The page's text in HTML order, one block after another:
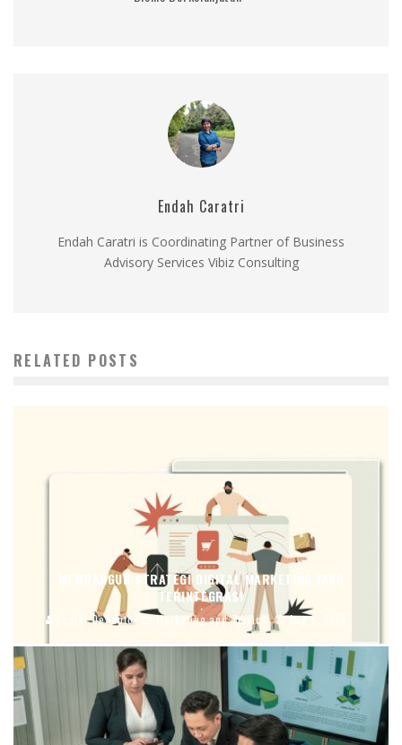
Endah Caratri
Endah Caratri is Coordinating Partner of Business
Advisory Services Vibiz Consulting
RELATED POSTS
MEMBANGUN STRATEGI DIGITAL MARKETING YANG
TERINTEGRASI
Fadjar Dewanto Marketing and Service Aug 6, 2026